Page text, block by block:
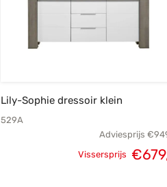
Lily-Sophie dressoir klein
529A
Adviesprijs €
Vissersprijs €